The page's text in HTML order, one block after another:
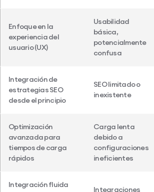
Enfoque en la
experiencia del
usuario (UX)
Usabilidad
básica,
potencialmente
confusa
Integración de
estrategias SEO
desde el principio
SEO limitado o
inexistente
Optimización
avanzada para
tiempos de carga
rápidos
Carga lenta
debido a
configuraciones
ineficientes
Integración fluida
Integraciones